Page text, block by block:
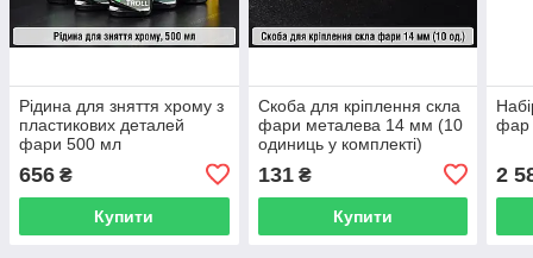
Рідина для зняття хрому з
пластикових деталей
фари 500 мл
656 ₴
Купити
Скоба для кріплення скла
фари металева 14 мм (10
одиниць у комплекті)
131₴
Купити
фар
2